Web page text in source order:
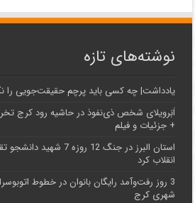
نوشته‌های تازه
یادداشت| ‌چه کسی باید پرچم حقیقت‌جویی را
اَبَر‌ویلای شخص ذی‌نفوذ در حاشیه‌ رود کرج
+ جزئیات و فیلم
استان البرز در جنگ 12 روزه 7 شهید
انقلاب کرد
3 روز رفت‌وآمد رایگان بانوان در خطوط
شهری کرج